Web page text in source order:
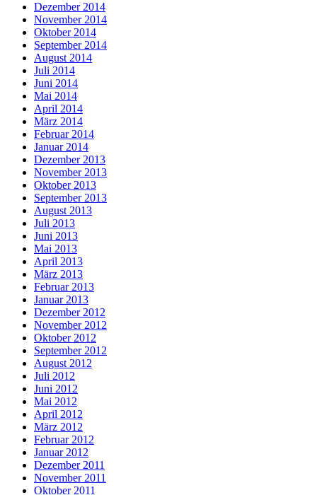
Dezember 2014
November 2014
Oktober 2014
September 2014
August 2014
Juli 2014
Juni 2014
Mai 2014
April 2014
März 2014
Februar 2014
Januar 2014
Dezember 2013
November 2013
Oktober 2013
September 2013
August 2013
Juli 2013
Juni 2013
Mai 2013
April 2013
März 2013
Februar 2013
Januar 2013
Dezember 2012
November 2012
Oktober 2012
September 2012
August 2012
Juli 2012
Juni 2012
Mai 2012
April 2012
März 2012
Februar 2012
Januar 2012
Dezember 2011
November 2011
Oktober 2011